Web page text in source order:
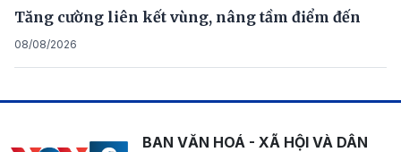
Tăng cường liên kết vùng, nâng tầm điểm đến
08/08/2026
BAN VĂN HOÁ - XÃ HỘI VÀ DÂN